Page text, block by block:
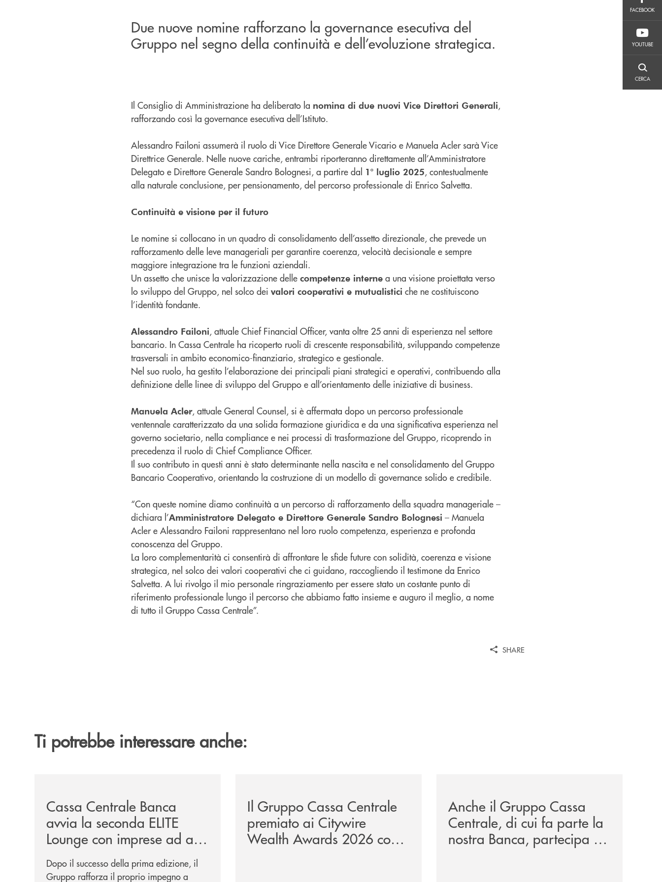
FACEBOOK
YOUTUBE
CERCA
Due nuove nomine rafforzano la governance esecutiva del
Gruppo nel segno della continuità e dell’evoluzione strategica.
Il Consiglio di Amministrazione ha deliberato la nomina di due nuovi Vice Direttori Generali,
rafforzando così la governance esecutiva dell’Istituto.
Alessandro Failoni assumerà il ruolo di Vice Direttore Generale Vicario e Manuela Acler sarà Vice
Direttrice Generale. Nelle nuove cariche, entrambi riporteranno direttamente all’Amministratore
Delegato e Direttore Generale Sandro Bolognesi, a partire dal 1° luglio 2025, contestualmente
alla naturale conclusione, per pensionamento, del percorso professionale di Enrico Salvetta.
Continuità e visione per il futuro
Le nomine si collocano in un quadro di consolidamento dell’assetto direzionale, che prevede un
rafforzamento delle leve manageriali per garantire coerenza, velocità decisionale e sempre
maggiore integrazione tra le funzioni aziendali.
Un assetto che unisce la valorizzazione delle competenze interne a una visione proiettata verso
lo sviluppo del Gruppo, nel solco dei valori cooperativi e mutualistici che ne costituiscono
l’identità fondante.
Alessandro Failoni, attuale Chief Financial Officer, vanta oltre 25 anni di esperienza nel settore
bancario. In Cassa Centrale ha ricoperto ruoli di crescente responsabilità, sviluppando competenze
trasversali in ambito economico-finanziario, strategico e gestionale.
Nel suo ruolo, ha gestito l’elaborazione dei principali piani strategici e operativi, contribuendo alla
definizione delle linee di sviluppo del Gruppo e all’orientamento delle iniziative di business.
Manuela Acler, attuale General Counsel, si è affermata dopo un percorso professionale
ventennale caratterizzato da una solida formazione giuridica e da una significativa esperienza nel
governo societario, nella compliance e nei processi di trasformazione del Gruppo, ricoprendo in
precedenza il ruolo di Chief Compliance Officer.
Il suo contributo in questi anni è stato determinante nella nascita e nel consolidamento del Gruppo
Bancario Cooperativo, orientando la costruzione di un modello di governance solido e credibile.
“Con queste nomine diamo continuità a un percorso di rafforzamento della squadra manageriale –
dichiara l’Amministratore Delegato e Direttore Generale Sandro Bolognesi – Manuela
Acler e Alessandro Failoni rappresentano nel loro ruolo competenza, esperienza e profonda
conoscenza del Gruppo.
La loro complementarità ci consentirà di affrontare le sfide future con solidità, coerenza e visione
strategica, nel solco dei valori cooperativi che ci guidano, raccogliendo il testimone da Enrico
Salvetta. A lui rivolgo il mio personale ringraziamento per essere stato un costante punto di
riferimento professionale lungo il percorso che abbiamo fatto insieme e auguro il meglio, a nome
di tutto il Gruppo Cassa Centrale”.
SHARE
Ti potrebbe interessare anche:
Cassa Centrale Banca
avvia la seconda ELITE
Lounge con imprese ad alto
potenziale
Dopo il successo della prima edizione, il
Gruppo rafforza il proprio impegno a
Il Gruppo Cassa Centrale
premiato ai Citywire
Wealth Awards 2026 come
Anche il Gruppo Cassa
Centrale, di cui fa parte la
nostra Banca, partecipa a
EUR.BANK, il progetto di